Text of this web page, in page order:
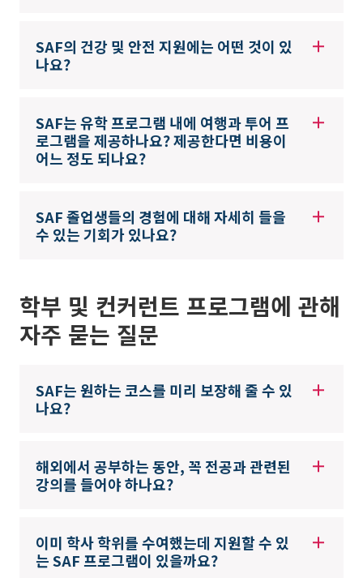
SAF의 건강 및 안전 지원에는 어떤 것이 있
나요?
SAF는 유학 프로그램 내에 여행과 투어 프
로그램을 제공하나요? 제공한다면 비용이
어느 정도 되나요?
SAF 졸업생들의 경험에 대해 자세히 들을
수 있는 기회가 있나요?
학부 및 컨커런트 프로그램에 관해
자주 묻는 질문
SAF는 원하는 코스를 미리 보장해 줄 수 있
나요?
해외에서 공부하는 동안, 꼭 전공과 관련된
강의를 들어야 하나요?
이미 학사 학위를 수여했는데 지원할 수 있
는 SAF 프로그램이 있을까요?